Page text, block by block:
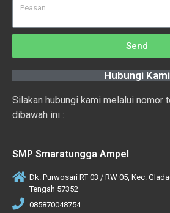
Send
Hubungi Kami
Silakan hubungi kami melalui nomor
dibawah ini :
SMP Smaratungga Ampel
Dk. Purwosari RT 03 / RW 05, Kec.
Tengah 57352
085870048754